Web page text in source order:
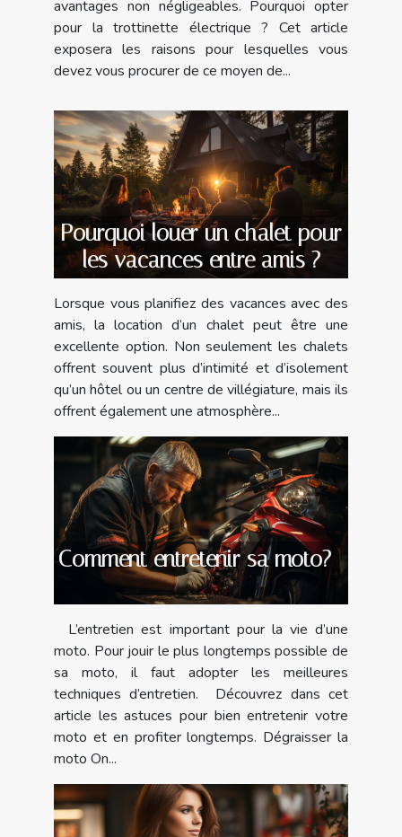
avantages non négligeables. Pourquoi opter
pour la trottinette électrique ? Cet article
exposera les raisons pour lesquelles vous
devez vous procurer de ce moyen de...
Pourquoi louer un chalet pour
les vacances entre amis ?
Lorsque vous planifiez des vacances avec des
amis, la location d’un chalet peut être une
excellente option. Non seulement les chalets
offrent souvent plus d’intimité et d’isolement
qu’un hôtel ou un centre de villégiature, mais ils
offrent également une atmosphère...
Comment entretenir sa moto?
L’entretien est important pour la vie d’une
moto. Pour jouir le plus longtemps possible de
sa moto, il faut adopter les meilleures
techniques d’entretien. Découvrez dans cet
article les astuces pour bien entretenir votre
moto et en profiter longtemps. Dégraisser la
moto On...